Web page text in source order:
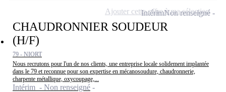
CHAUDRONNIER SOUDEUR
(H/F)
79 - NIORT
Nous recrutons pour l'un de nos clients, une entreprise locale solidement implantée
dans le 79 et reconnue pour son expertise en mécanosoudure, chaudronnerie,
charpente métallique, oxycoupage,...
Intérim - Non renseigné
IntérimNon renseigné
Ajouter cette offre à ma sélection